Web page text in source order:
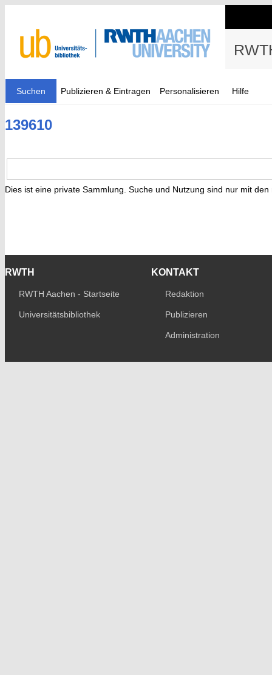
Suchen Publizieren & Eintragen Personalisieren Hilfe
139610
Dies ist eine private Sammlung. Suche und Nutzung sind nur mit
RWTH
RWTH Aachen - Startseite
Universitätsbibliothek
KONTAKT
Redaktion
Publizieren
Administration